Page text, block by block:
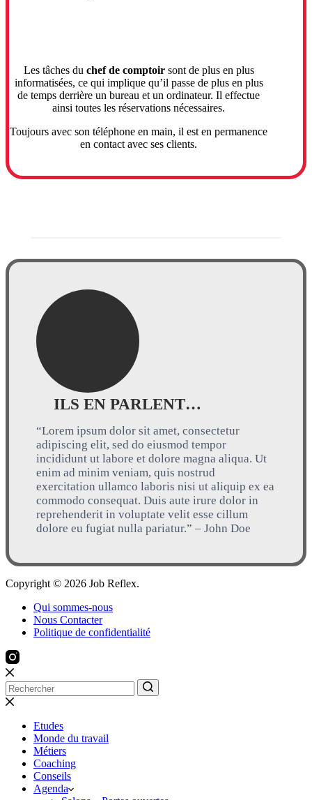
Les tâches du chef de comptoirsont de plus en plus
informatisées, ce qui implique qu’il passe de plus en plus
de temps derrière un bureau et un ordinateur. Il effectue
ainsi toutes les réservations nécessaires.
Toujours avec son téléphone en main, il est en permanence
en contact avec ses clients.
ILS EN PARLENT…
“Lorem ipsum dolor sit amet, consectetur
adipiscing elit, sed do eiusmod tempor
incididunt ut labore et dolore magna aliqua. Ut
enim ad minim veniam, quis nostrud
exercitation ullamco laboris nisi ut aliquip ex ea
commodo consequat. Duis aute irure dolor in
reprehenderit in voluptate velit esse cillum
dolore eu fugiat nulla pariatur.” – John Doe
Copyright © 2026 Job Reflex.
Qui sommes-nous
Nous Contacter
Politique de confidentialité
Etudes
Monde du travail
Métiers
Coaching
Conseils
Agenda